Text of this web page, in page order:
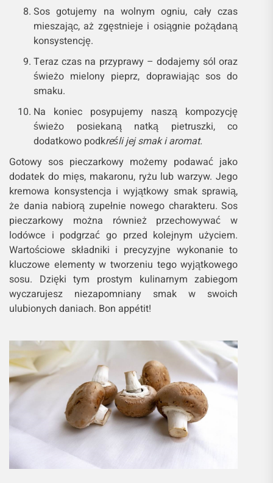
Sos gotujemy na wolnym ogniu, cały czas
mieszając, aż zgęstnieje i osiągnie pożądaną
konsystencję.
Teraz czas na przyprawy – dodajemy sól oraz
świeżo mielony pieprz, doprawiając sos do
smaku.
Na koniec posypujemy naszą kompozycję
świeżo posiekaną natką pietruszki, co
dodatkowo podkreśli jej smak i aromat.
Gotowy sos pieczarkowy możemy podawać jako
dodatek do mięs, makaronu, ryżu lub warzyw. Jego
kremowa konsystencja i wyjątkowy smak sprawią,
że dania nabiorą zupełnie nowego charakteru. Sos
pieczarkowy można również przechowywać w
lodówce i podgrzać go przed kolejnym użyciem.
Wartościowe składniki i precyzyjne wykonanie to
kluczowe elementy w tworzeniu tego wyjątkowego
sosu. Dzięki tym prostym kulinarnym zabiegom
wyczarujesz niezapomniany smak w swoich
ulubionych daniach. Bon appétit!